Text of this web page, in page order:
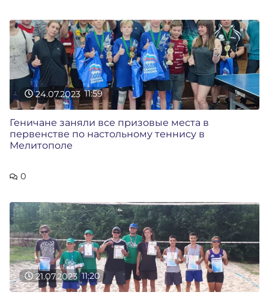
24.07.2023 11:59
Геничане заняли все призовые места в
первенстве по настольному теннису в
Мелитополе
0
21.07.2023 11:20